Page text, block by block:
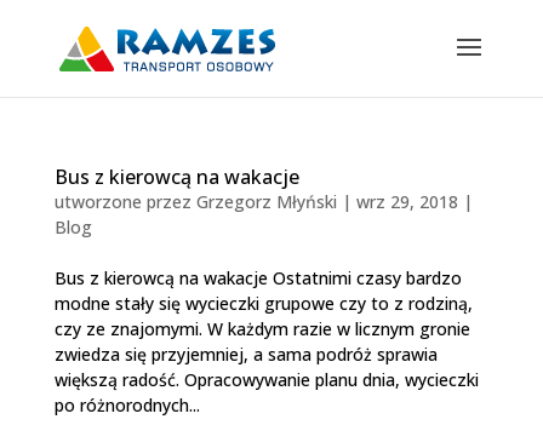
Bus z kierowcą na wakacje
utworzone przez Grzegorz Młyński | wrz 29, 2018 |
Blog
Bus z kierowcą na wakacje Ostatnimi czasy bardzo
modne stały się wycieczki grupowe czy to z rodziną,
czy ze znajomymi. W każdym razie w licznym gronie
zwiedza się przyjemniej, a sama podróż sprawia
większą radość. Opracowywanie planu dnia, wycieczki
po różnorodnych...